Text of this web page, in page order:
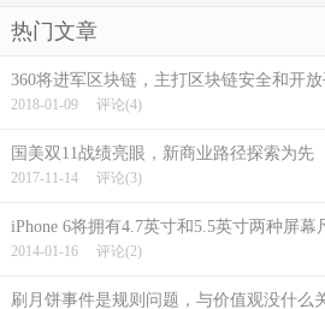
热门文章
360将进军区块链，主打区块链安全和开
2018-01-09 评论(4)
国美双11战绩亮眼，新商业路径探索为先
2017-11-14 评论(3)
iPhone 6将拥有4.7英寸和5.5英寸两种屏幕
2014-01-16 评论(2)
刷月饼事件是规则问题，与价值观没什么